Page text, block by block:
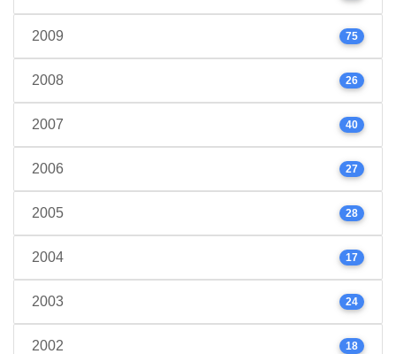
2009 75
2008 26
2007 40
2006 27
2005 28
2004 17
2003 24
2002 18